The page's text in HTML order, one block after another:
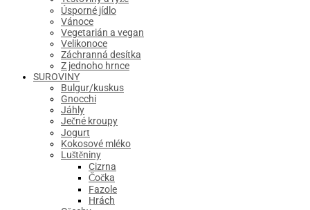
Úsporné jídlo
Vánoce
Vegetarián a vegan
Velikonoce
Záchranná desítka
Z jednoho hrnce
SUROVINY
Bulgur/kuskus
Gnocchi
Jáhly
Ječné kroupy
Jogurt
Kokosové mléko
Luštěniny
Cizrna
Čočka
Fazole
Hrách